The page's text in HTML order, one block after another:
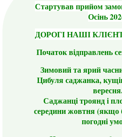
Стартував прийом
Осінь
ДОРОГІ НАШІ
Початок відправлень
Зимовий та ярий
Цибуля саджанка,
Саджанці троянд і
середини жовтня (якщо
погодні